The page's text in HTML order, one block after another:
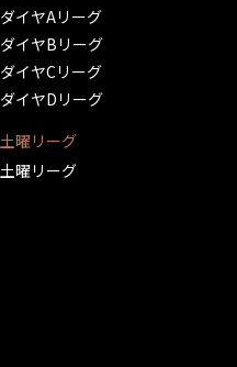
ダイヤAリーグ
ダイヤBリーグ
ダイヤCリーグ
ダイヤDリーグ
土曜リーグ
土曜リーグ